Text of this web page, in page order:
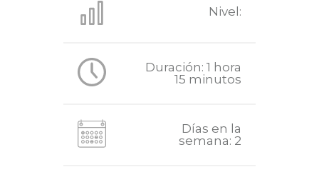
Nivel:
Duración: 1 hora
15 minutos
Días en la
semana: 2